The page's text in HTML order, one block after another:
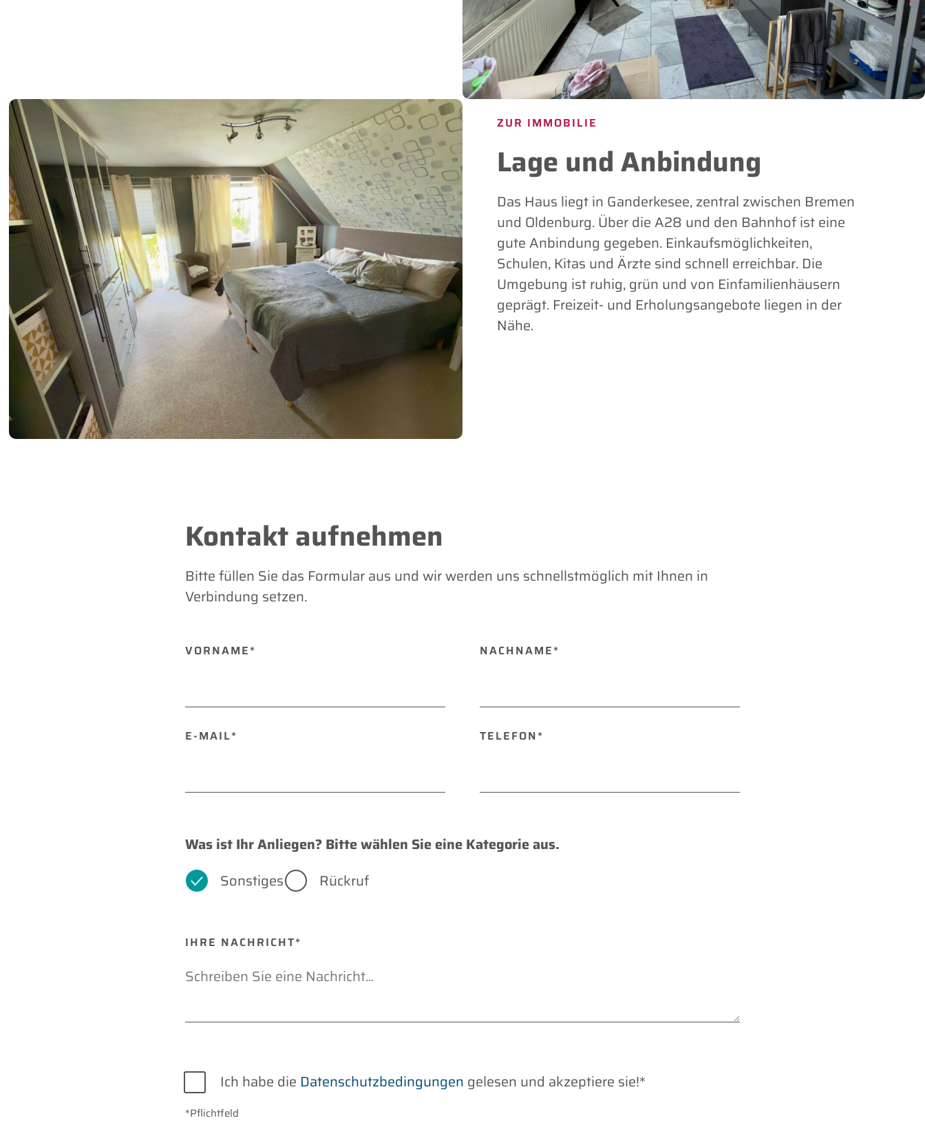
ZUR IMMOBILIE
Lage und Anbindung
Das Haus liegt in Ganderkesee, zentral zwischen Bremen
und Oldenburg. Über die A28 und den Bahnhof ist eine
gute Anbindung gegeben. Einkaufsmöglichkeiten,
Schulen, Kitas und Ärzte sind schnell erreichbar. Die
Umgebung ist ruhig, grün und von Einfamilienhäusern
geprägt. Freizeit- und Erholungsangebote liegen in der
Nähe.
Kontakt aufnehmen
Bitte füllen Sie das Formular aus und wir werden uns schnellstmöglich mit Ihnen in
Verbindung setzen.
BITTE
VORNAME* NACHNAME*
E-MAIL* TELEFON*
Was ist Ihr Anliegen? Bitte wählen Sie eine Kategorie aus.
Sonstiges
Rückruf
IHRE NACHRICHT*
Datenschutz
Ich habe die Datenschutzbedingungen gelesen und akzeptiere sie!*
*Pflichtfeld